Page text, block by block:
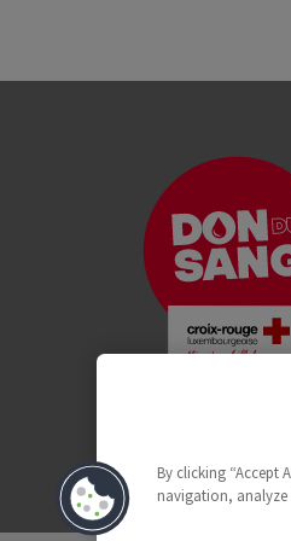
By clicking “Accept
navigation, analyze